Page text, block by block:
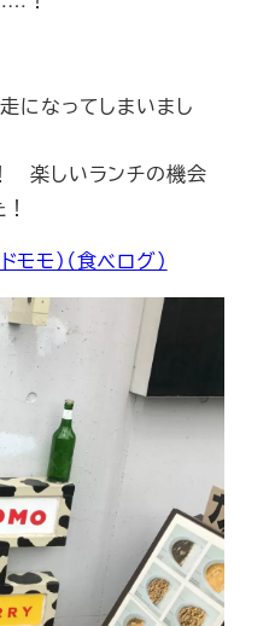
になってしまいまし
楽しいランチの機会
モ）（食べログ）